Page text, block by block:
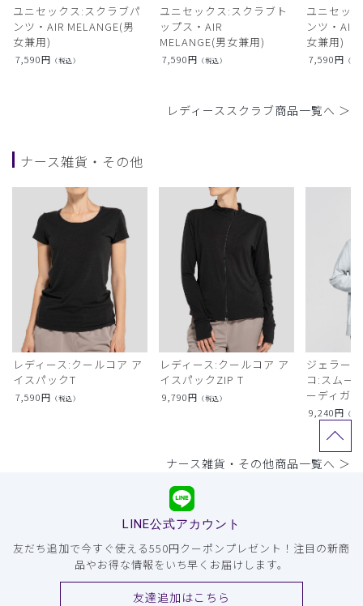
ユニセックス:スクラブパ
ンツ・AIR MELANGE(男
女兼用)
7,590円 （税込）
ユニセックス:スクラブト
ップス・AIR
MELANGE(男女兼用)
7,590円 （税込）
ユニセッ
ンツ・AIR
女兼用)
7,590円 （税
レディーススクラブ商品一覧へ ＞
ナース雑貨・その他
レディース:クールコア ア
イスパックT
7,590円 （税込）
レディース:クールコア ア
イスパックZIP T
9,790円 （税込）
ジェラー
コ:スムー
ーディガン
9,240円 （税
ナース雑貨・その他商品一覧へ ＞
LINE公式アカウント
友だち追加で今すぐ使える550円クーポンプレゼント！注目の新商
品やお得な情報をいち早くお届けします。
友達追加はこちら